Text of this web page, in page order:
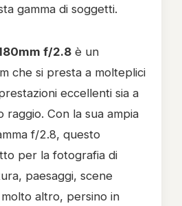
gamma di soggetti.
f/2.8 è un
che si presta a molteplici
eccellenti sia a
raggio. Con la sua ampia
f/2.8, questo
per la fotografia di
paesaggi, scene
altro, persino in